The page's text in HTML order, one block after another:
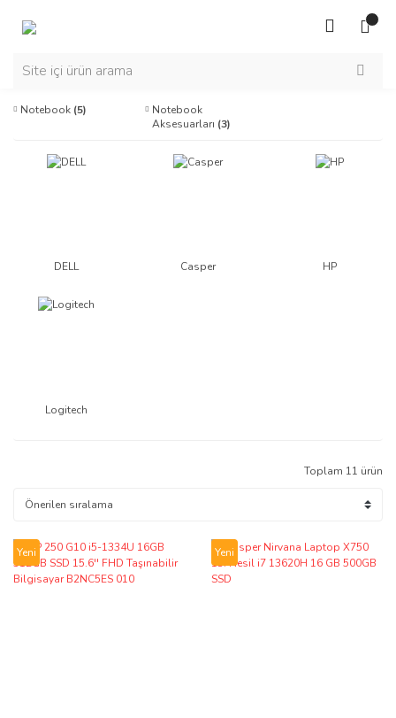
Notebook (5)
Notebook
Aksesuarları (3)
DELL Casper HP
Logitech
Toplam 11 ürün
Yeni Yeni